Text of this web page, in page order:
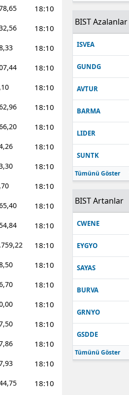
18:10
18:10
18:10
18:10
18:10
18:10
18:10
18:10
18:10
18:10
18:10
18:10
18:10
18:10
18:10
18:10
18:10
18:10
18:10
18:10
BIST Azalanlar
ISVEA
GUNDG
AVTUR
BARMA
LIDER
SUNTK
Tümünü Göster
BIST Artanlar
CWENE
EYGYO
SAYAS
BURVA
GRNYO
GSDDE
Tümünü Göster